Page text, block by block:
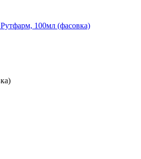
100мл (фасовка)